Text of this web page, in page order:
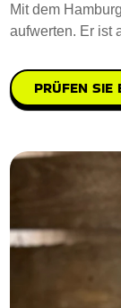
Mit dem
aufwerten. Er ist
PRÜFEN SIE